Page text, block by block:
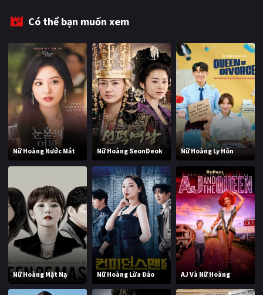
Có thể bạn muốn xem
Nữ Hoàng Nước Mắt Nữ Hoàng SeonDeok Nữ Hoàng Ly Hôn
Nữ Hoàng Mặt Nạ Nữ Hoàng Lừa Đảo AJ Và Nữ Hoàng